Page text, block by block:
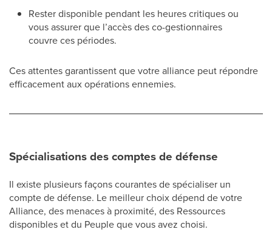
Rester disponible pendant les heures critiques ou
vous assurer que l’accès des co-gestionnaires
couvre ces périodes.
Ces attentes garantissent que votre alliance peut répondre
efficacement aux opérations ennemies.
Spécialisations des comptes de défense
Il existe plusieurs façons courantes de spécialiser un
compte de défense. Le meilleur choix dépend de votre
Alliance, des menaces à proximité, des Ressources
disponibles et du Peuple que vous avez choisi.